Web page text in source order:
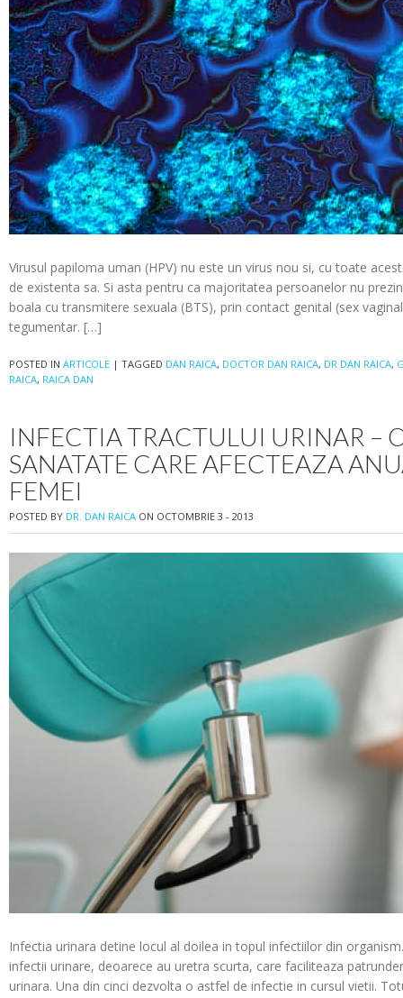
Virusul papiloma uman (HPV) nu este un virus nou si, cu toate
de existenta sa. Si asta pentru ca majoritatea persoanelor nu
boala cu transmitere sexuala (BTS), prin contact genital (sex
tegumentar. […]
POSTED IN ARTICOLE | TAGGED DAN RAICA, DOCTOR DAN RAICA, DR DAN RAICA,
RAICA, RAICA DAN
INFECTIA TRACTULUI URINAR –
SANATATE CARE AFECTEAZA
FEMEI
POSTED BY DR. DAN RAICA ON OCTOMBRIE 3 - 2013
Infectia urinara detine locul al doilea in topul infectiilor din
infectii urinare, deoarece au uretra scurta, care faciliteaza
urinara. Una din cinci dezvolta o astfel de infectie in cursul vietii.